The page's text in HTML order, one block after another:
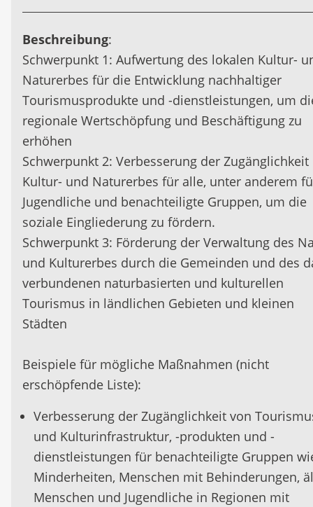
Beschreibung:
Schwerpunkt 1: Aufwertung des lokalen Kultur-
Naturerbes für die Entwicklung nachhaltiger
Tourismusprodukte und -dienstleistungen, um
regionale Wertschöpfung und Beschäftigung zu
erhöhen
Schwerpunkt 2: Verbesserung der Zugänglichkeit
Kultur- und Naturerbes für alle, unter anderem
Jugendliche und benachteiligte Gruppen, um die
soziale Eingliederung zu fördern.
Schwerpunkt 3: Förderung der Verwaltung des
und Kulturerbes durch die Gemeinden und des
verbundenen naturbasierten und kulturellen
Tourismus in ländlichen Gebieten und kleinen
Städten
Beispiele für mögliche Maßnahmen (nicht
erschöpfende Liste):
Verbesserung der Zugänglichkeit von
und Kulturinfrastruktur, -produkten und -
dienstleistungen für benachteiligte Gruppen
Minderheiten, Menschen mit Behinderungen,
Menschen und Jugendliche in Regionen mit